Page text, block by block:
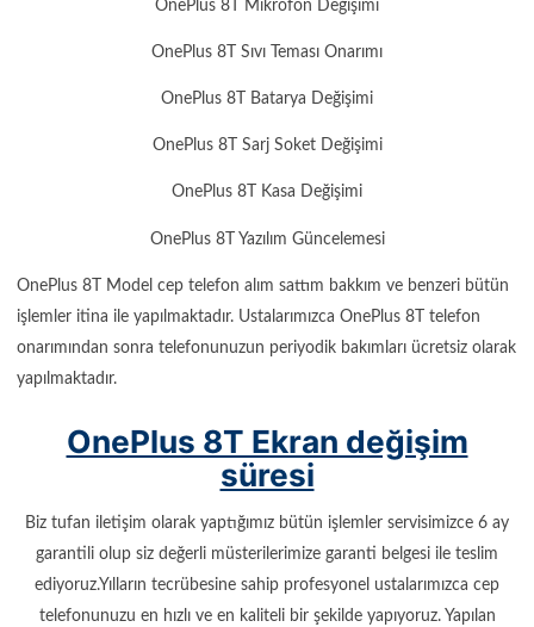
OnePlus 8T Mikrofon Değişimi
OnePlus 8T Sıvı Teması Onarımı
OnePlus 8T Batarya Değişimi
OnePlus 8T Sarj Soket Değişimi
OnePlus 8T Kasa Değişimi
OnePlus 8T Yazılım Güncelemesi
OnePlus 8T Model cep telefon alım sattım bakkım ve benzeri bütün
işlemler itina ile yapılmaktadır. Ustalarımızca OnePlus 8T telefon
onarımından sonra telefonunuzun periyodik bakımları ücretsiz olarak
yapılmaktadır.
OnePlus 8T Ekran değişim
süresi
Biz tufan iletişim olarak yaptığımız bütün işlemler servisimizce 6 ay
garantili olup siz değerli müsterilerimize garanti belgesi ile teslim
ediyoruz.Yılların tecrübesine sahip profesyonel ustalarımızca cep
telefonunuzu en hızlı ve en kaliteli bir şekilde yapıyoruz. Yapılan